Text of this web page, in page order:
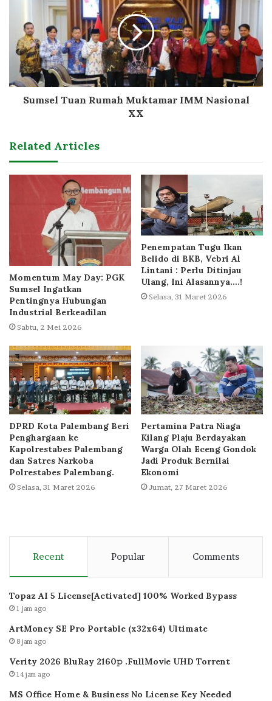
Sumsel Tuan Rumah Muktamar IMM Nasional
XX
Related Articles
Momentum May Day: PGK
Sumsel Ingatkan
Pentingnya Hubungan
Industrial Berkeadilan
Sabtu, 2 Mei 2026
Penempatan Tugu Ikan
Belido di BKB, Vebri Al
Lintani : Perlu Ditinjau
Ulang, Ini Alasannya….!
Selasa, 31 Maret 2026
DPRD Kota Palembang Beri
Penghargaan ke
Kapolrestabes Palembang
dan Satres Narkoba
Polrestabes Palembang.
Selasa, 31 Maret 2026
Pertamina Patra Niaga
Kilang Plaju Berdayakan
Warga Olah Eceng Gondok
Jadi Produk Bernilai
Ekonomi
Jumat, 27 Maret 2026
Recent Popular Comments
Topaz AI 5 License[Activated] 100% Worked Bypass
1 jam ago
ArtMoney SE Pro Portable (x32x64) Ultimate
8 jam ago
Verity 2026 BluRay 2160𝚙 .FullMov𝗂e UHD Torrent
14 jam ago
MS Office Home & Business No License Key Needed